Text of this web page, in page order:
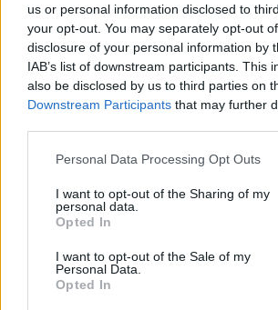
us or personal information disclosed to
your opt-out. You may separately opt-out
disclosure of your personal information by
IAB’s list of downstream participants. This
also be disclosed by us to third parties on
Downstream Participants that may further
Personal Data Processing Opt Outs
I want to opt-out of the Sharing of my
personal data.
Opted In
I want to opt-out of the Sale of my
Personal Data.
Opted In